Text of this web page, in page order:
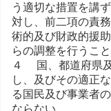
う適切な措置を講
対し、前二項の責
術的及び財政的援
らの調整を行うこ
４ 国、都道府県
し、及びその適正
る国民及び事業者
ならない。